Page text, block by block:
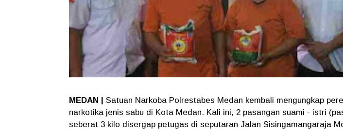
MEDAN |
Satuan Narkoba Polrestabes Medan kembali mengungkap
narkotika jenis sabu di Kota Medan. Kali ini, 2 pasangan suami - istri
seberat 3 kilo disergap petugas di seputaran Jalan Sisingamangaraja